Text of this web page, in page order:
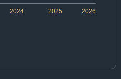
2024 2026
2025